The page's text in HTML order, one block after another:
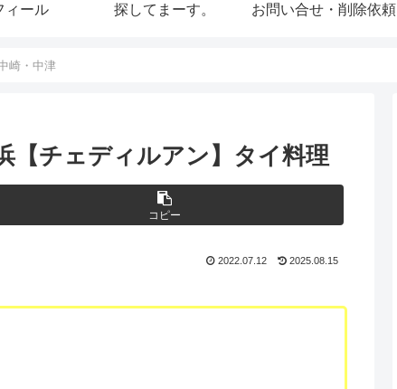
ィール 探してまーす。 お問い合せ・削除依頼
崎・中津
【チェディルアン】タイ料理
コピー
2022.07.12 2025.08.15